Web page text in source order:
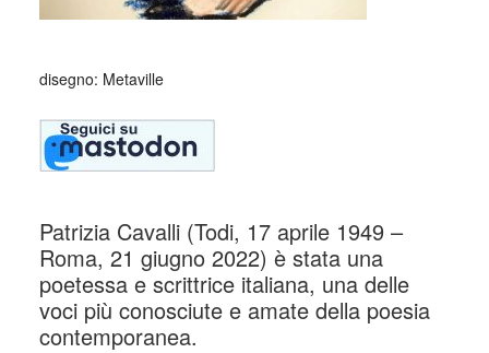
disegno: Metaville
Patrizia Cavalli (Todi, 17 aprile 1949 –
Roma, 21 giugno 2022) è stata una
poetessa e scrittrice italiana, una delle
voci più conosciute e amate della poesia
contemporanea.